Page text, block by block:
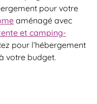
pour votre
aménagé avec
et camping-
pour l’hébergement
votre budget.